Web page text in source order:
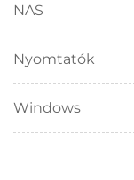
NAS
Nyomtatók
Windows